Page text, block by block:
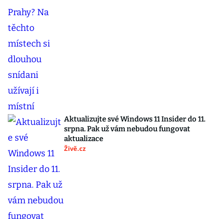
Aktualizujte své Windows 11 Insider do 11.
srpna. Pak už vám nebudou fungovat
aktualizace
Živě.cz